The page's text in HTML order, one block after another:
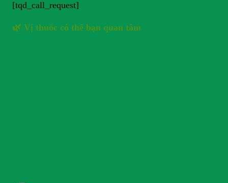
[tqd_call_request]
🌿 Vị thuốc có thể bạn quan tâm